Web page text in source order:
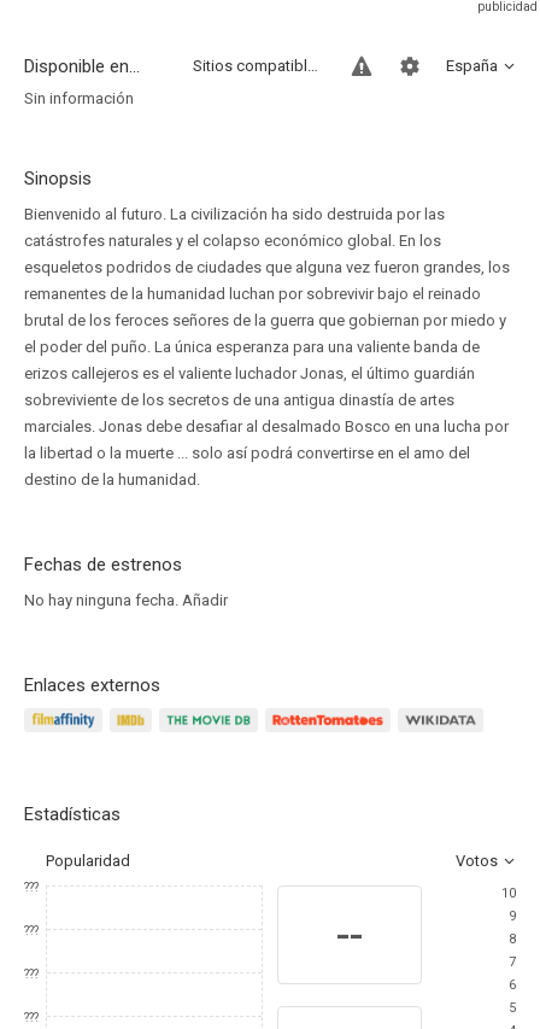
Disponible en... España
Sitios compatibles
Sin información
Sinopsis
Bienvenido al futuro. La civilización ha sido destruida por las
catástrofes naturales y el colapso económico global. En los
esqueletos podridos de ciudades que alguna vez fueron grandes, los
remanentes de la humanidad luchan por sobrevivir bajo el reinado
brutal de los feroces señores de la guerra que gobiernan por miedo y
el poder del puño. La única esperanza para una valiente banda de
erizos callejeros es el valiente luchador Jonas, el último guardián
sobreviviente de los secretos de una antigua dinastía de artes
marciales. Jonas debe desafiar al desalmado Bosco en una lucha por
la libertad o la muerte ... solo así podrá convertirse en el amo del
destino de la humanidad.
Fechas de estrenos
No hay ninguna fecha. Añadir
Enlaces externos
Estadísticas
Popularidad Votos
???
???
???
???
--
10
9
8
7
6
5